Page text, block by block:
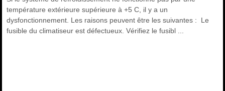
température extérieure supérieure à +5 C, il y a un
dysfonctionnement. Les raisons peuvent être les suivantes : Le
fusible du climatiseur est défectueux. Vérifiez le fusibl ...